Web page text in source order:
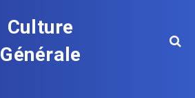
Culture
Générale